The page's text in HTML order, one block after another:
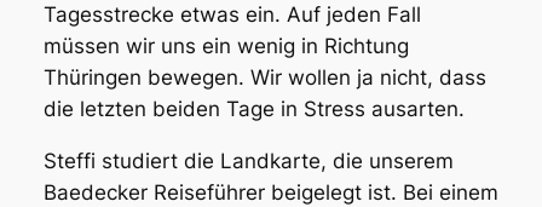
Tagesstrecke etwas ein. Auf jeden Fall
müssen wir uns ein wenig in Richtung
Thüringen bewegen. Wir wollen ja nicht, dass
die letzten beiden Tage in Stress ausarten.
Steffi studiert die Landkarte, die unserem
Baedecker Reiseführer beigelegt ist. Bei einem